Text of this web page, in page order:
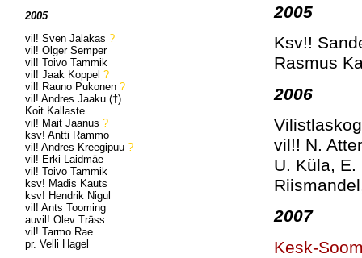
2005
vil! Sven Jalakas ?
vil! Olger Semper
vil! Toivo Tammik
vil! Jaak Koppel ?
vil! Rauno Pukonen ?
vil! Andres Jaaku (†)
Koit Kallaste
vil! Mait Jaanus ?
ksv! Antti Rammo
vil! Andres Kreegipuu ?
vil! Erki Laidmäe
vil! Toivo Tammik
ksv! Madis Kauts
ksv! Hendrik Nigul
vil! Ants Tooming
auvil! Olev Träss
vil! Tarmo Rae
pr. Velli Hagel
2005
Ksv!!
Rasmus
2006
vil!! N.
U. Küla, E.
2007
Kesk-